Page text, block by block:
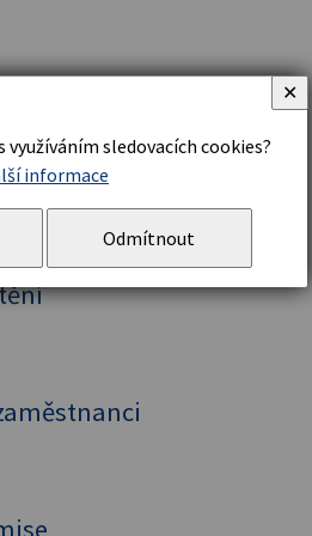
struktura
sledovacích cookies?
informace
Odmítnout
✕